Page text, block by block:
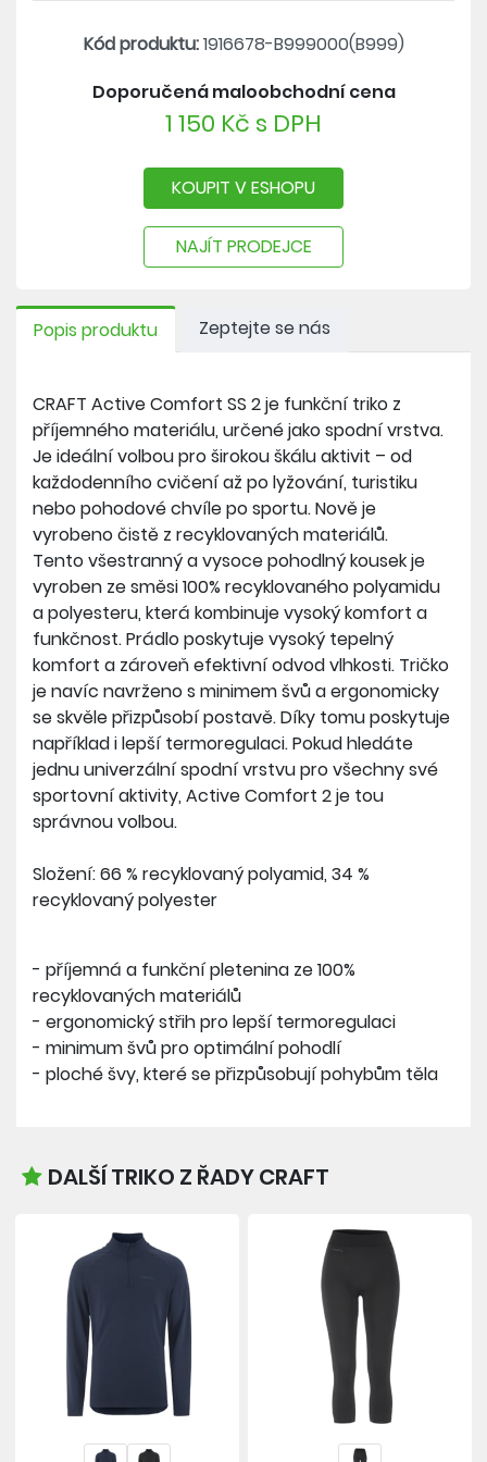
- minimum švů pro optimální pohodlí
- ploché švy, které se přizpůsobují pohybům těla
Kód produktu:1916678-B999000(B999)
Doporučená maloobchodní cena
1 150 Kč s DPH
KOUPIT V ESHOPU
NAJÍT PRODEJCE
Popis produktu Zeptejte se nás
CRAFT Active Comfort SS 2 je funkční triko z
příjemného materiálu, určené jako spodní vrstva.
Je ideální volbou pro širokou škálu aktivit – od
každodenního cvičení až po lyžování, turistiku
nebo pohodové chvíle po sportu. Nově je
vyrobeno čistě z recyklovaných materiálů.
Tento všestranný a vysoce pohodlný kousek je
vyroben ze směsi 100% recyklovaného polyamidu
a polyesteru, která kombinuje vysoký komfort a
funkčnost. Prádlo poskytuje vysoký tepelný
komfort a zároveň efektivní odvod vlhkosti. Tričko
je navíc navrženo s minimem švů a ergonomicky
se skvěle přizpůsobí postavě. Díky tomu poskytuje
například i lepší termoregulaci. Pokud hledáte
jednu univerzální spodní vrstvu pro všechny své
sportovní aktivity, Active Comfort 2 je tou
správnou volbou.
Složení: 66 % recyklovaný polyamid, 34 %
recyklovaný polyester
- příjemná a funkční pletenina ze 100%
recyklovaných materiálů
- ergonomický střih pro lepší termoregulaci
- minimum švů pro optimální pohodlí
- ploché švy, které se přizpůsobují pohybům těla
DALŠÍ TRIKO Z ŘADY CRAFT